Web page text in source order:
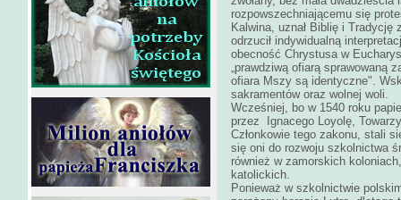
rozpowszechniającemu się
Kalwina, uznał Biblię i Tradycję
odrzucił indywidualną
obecność Chrystusa w
„prawdziwą ofiarą sprawowaną
ofiara Mszy są identyczne".
sakramentów oraz wolnej woli.
Wcześniej, bo w 1540 roku
przez Ignacego Loyolę,
Członkowie tego zakonu, stali
się oni do rozwoju szkolnictwa
również w zamorskich
katolickich.
Ponieważ w szkolnictwie